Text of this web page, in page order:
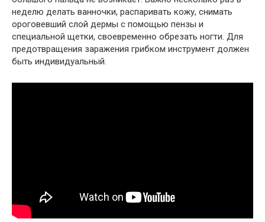
неделю делать ванночки, распаривать кожу, снимать
ороговевший слой дермы с помощью пензы и
специальной щетки, своевременно обрезать ногти. Для
предотвращения заражения грибком инструмент должен
быть индивидуальный.